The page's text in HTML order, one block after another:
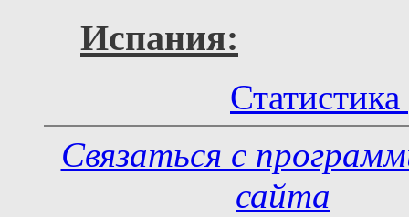
Испания:
Статистика
Связаться с
сайта